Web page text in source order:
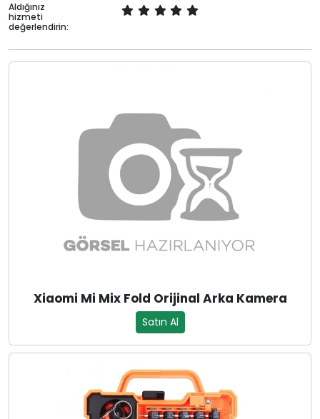
Aldığınız
hizmeti
değerlendirin:
Xiaomi Mi Mix Fold Orijinal Arka Kamera
Satın Al